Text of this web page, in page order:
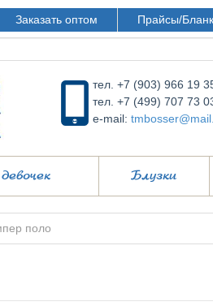
Заказать оптом Прайсы/
тел. +7 (903) 966 19
тел. +7 (499) 707 73
e-mail:
Блузки
поло